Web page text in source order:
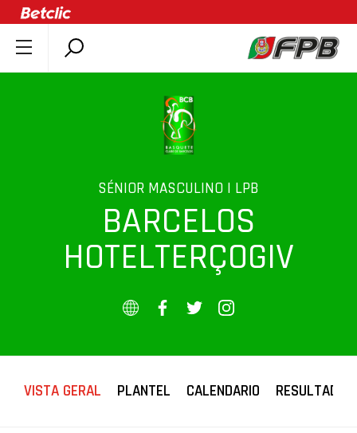
SOBRE A FPB
ASSOCIAÇÕES
AGENTES
AGENDA
ÁREA TÉCNICA
PROJETOS
SÉNIOR MASCULINO | LPB
BARCELOS
HOTELTERÇOGIV
VISTA GERAL PLANTEL CALENDARIO RESULTADOS